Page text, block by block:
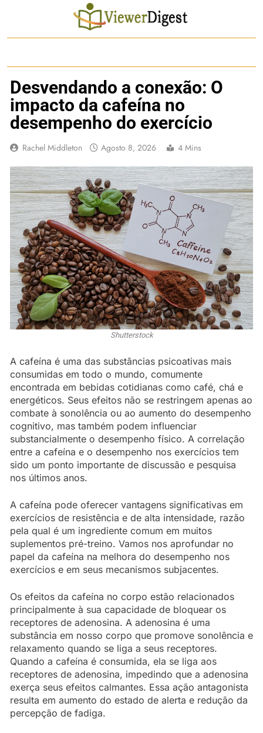
Desvendando a conexão: O
impacto da cafeína no
desempenho do exercício
Rachel Middleton Agosto 8, 2026 4 Mins
Shutterstock
A cafeína é uma das substâncias psicoativas mais
consumidas em todo o mundo, comumente
encontrada em bebidas cotidianas como café, chá e
energéticos. Seus efeitos não se restringem apenas ao
combate à sonolência ou ao aumento do desempenho
cognitivo, mas também podem influenciar
substancialmente o desempenho físico. A correlação
entre a cafeína e o desempenho nos exercícios tem
sido um ponto importante de discussão e pesquisa
nos últimos anos.
A cafeína pode oferecer vantagens significativas em
exercícios de resistência e de alta intensidade, razão
pela qual é um ingrediente comum em muitos
suplementos pré-treino. Vamos nos aprofundar no
papel da cafeína na melhora do desempenho nos
exercícios e em seus mecanismos subjacentes.
Os efeitos da cafeína no corpo estão relacionados
principalmente à sua capacidade de bloquear os
receptores de adenosina. A adenosina é uma
substância em nosso corpo que promove sonolência e
relaxamento quando se liga a seus receptores.
Quando a cafeína é consumida, ela se liga aos
receptores de adenosina, impedindo que a adenosina
exerça seus efeitos calmantes. Essa ação antagonista
resulta em aumento do estado de alerta e redução da
percepção de fadiga.